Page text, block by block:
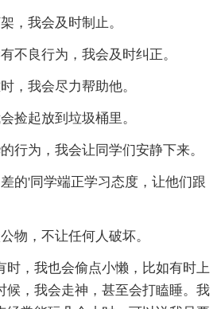
，我会及时制止。
不良行为，我会及时纠正。
，我会尽力帮助他。
捡起放到垃圾桶里。
行为，我会让同学们安静下来。
的'同学端正学习态度，让他们跟
物，不让任何人破坏。
时，我也会偷点小懒，比如有时上
候，我会走神，甚至会打瞌睡。我